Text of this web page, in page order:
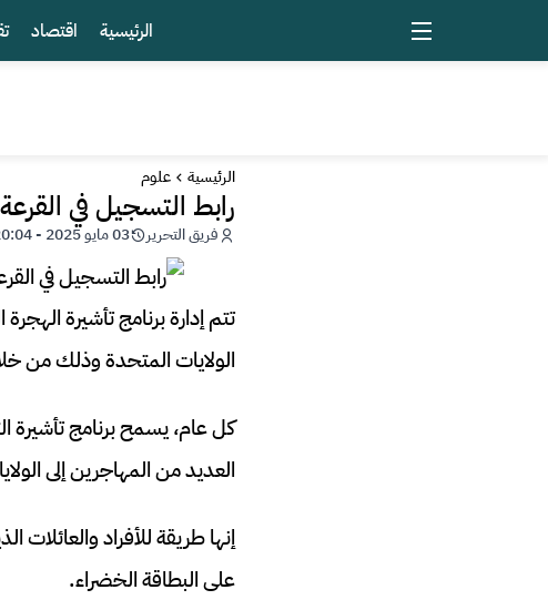
الرئيسية اقتصاد
الرئيسية علوم
رابط التسجيل في
فريق التحرير 03 مايو 2025 - 20:04
تتم إدارة برنامج تأشيرة
الولايات المتحدة وذلك من
العديد من المهاجرين إلى
إنها طريقة للأفراد
على البطاقة الخضراء.